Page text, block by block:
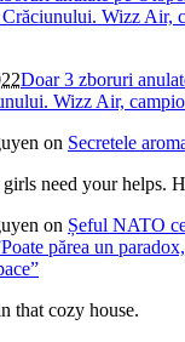
Doar 3 zboruri
Wizz Air,
on Secretele
need your helps.
on Șeful NATO
părea un
that cozy house.